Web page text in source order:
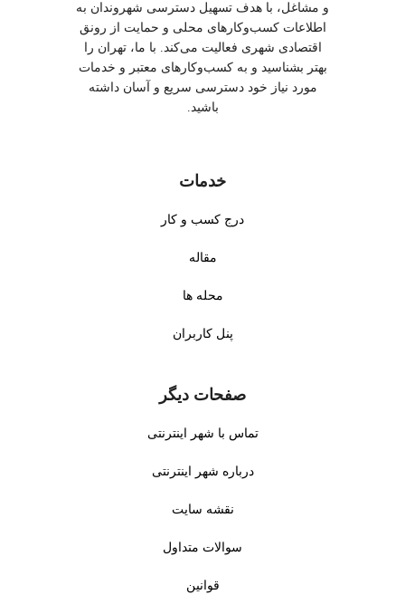
و مشاغل، با هدف تسهیل دسترسی شهروندان به
اطلاعات کسب‌وکارهای محلی و حمایت از رونق
اقتصادی شهری فعالیت می‌کند. با ما، تهران را
بهتر بشناسید و به کسب‌وکارهای معتبر و خدمات
مورد نیاز خود دسترسی سریع و آسان داشته
باشید.
خدمات
درج کسب و کار
مقاله
محله ها
پنل کاربران
صفحات دیگر
تماس با شهر اینترنتی
درباره شهر اینترنتی
نقشه سایت
سوالات متداول
قوانین